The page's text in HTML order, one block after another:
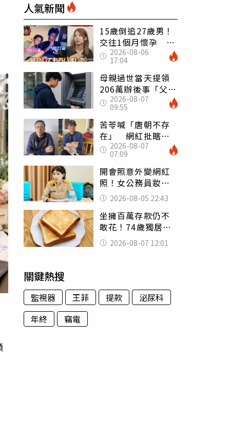
人氣新聞
15歲倒追27歲男！
交往1個月懷孕 36
歲當阿嬤故事曝光
2026-08-06
17:04
母親過世當天提領
206萬辦後事「父子
遭判刑」 律師：
搶錢先下手是罪
2026-08-07
09:55
苦苓喊「唐朝不存
在」 網紅批瞎編
歷史：李白、杜甫
用鮮卑文寫詩？
2026-08-07
07:09
開會照意外變網紅
照！女公務員妝容
掀2千則留言 本人
怒嗆：化妝有錯嗎
2026-08-05 22:43
坐擁百萬存款仍不
敢花！74歲獨居翁
「1餐只吃1片吐
司」 半年後暴瘦
2026-08-07 12:01
關鍵熱搜
監視器 王菲 提款
泌尿科
年終
竊電